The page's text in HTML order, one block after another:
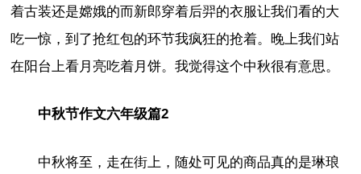
着古装还是嫦娥的而新郎穿着后羿的衣服让我们看的大
吃一惊，到了抢红包的环节我疯狂的抢着。晚上我们站
在阳台上看月亮吃着月饼。我觉得这个中秋很有意思。
中秋节作文六年级篇2
中秋将至，走在街上，随处可见的商品真的是琳琅